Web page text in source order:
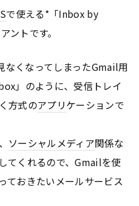
で使える*「Inbox by
ントです。
なくなってしまったGmail用
」のように、受信トレイ
方式のアプリケーションで
ソーシャルメディア関係な
てくれるので、Gmailを使
ておきたいメールサービス